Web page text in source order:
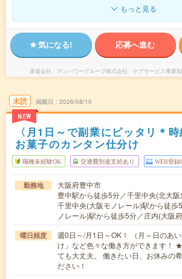
もっと見る
気になる! 応募へ進む
派遣会社 マンパワーグループ株式会社 ケアサービス事業
未読
NEW
掲載日 2026/08/10
〈月1日～で副業にピッタリ＊時
お菓子のカンタン仕分け
職種未経験OK 交通費別途支給あり WEB登録
勤務地
大阪府豊中市
豊中駅から徒歩5分／千里中央(北大
千里中央(大阪モノレール)駅から徒歩
ノレール)駅から徒歩5分／庄内(大阪
曜日頻度
週0日～/月1日～OK！ （月～日のあ
け」など色々な働き方ができます！
ても大丈夫。 働きたい日、お休みの
ださい！